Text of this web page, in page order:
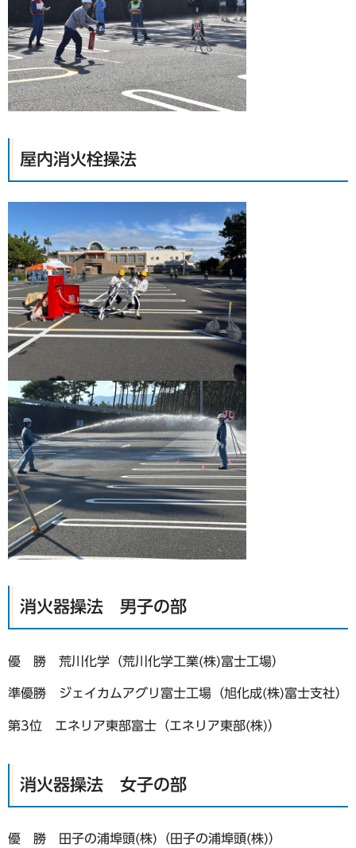
屋内消火栓操法
消火器操法 男子の部
優 勝 荒川化学（荒川化学工業(株)富士工場）
準優勝 ジェイカムアグリ富士工場（旭化成(株)富士支社）
第3位 エネリア東部富士（エネリア東部(株)）
消火器操法 女子の部
優 勝 田子の浦埠頭(株)（田子の浦埠頭(株)）